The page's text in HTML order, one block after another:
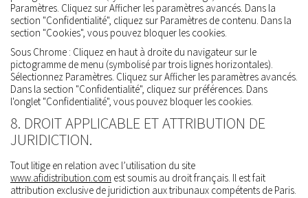
Paramètres. Cliquez sur Afficher les paramètres avancés. Dans la
section "Confidentialité", cliquez sur Paramètres de contenu. Dans la
section "Cookies", vous pouvez bloquer les cookies.
Sous Chrome : Cliquez en haut à droite du navigateur sur le
pictogramme de menu (symbolisé par trois lignes horizontales).
Sélectionnez Paramètres. Cliquez sur Afficher les paramètres avancés.
Dans la section "Confidentialité", cliquez sur préférences. Dans
l'onglet "Confidentialité", vous pouvez bloquer les cookies.
8. DROIT APPLICABLE ET ATTRIBUTION DE
JURIDICTION.
Tout litige en relation avec l’utilisation du site
www.afidistribution.com est soumis au droit français. Il est fait
attribution exclusive de juridiction aux tribunaux compétents de Paris.